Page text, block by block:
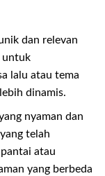
dan relevan
untuk
lalu atau tema
dinamis.
nyaman dan
telah
atau
yang berbeda